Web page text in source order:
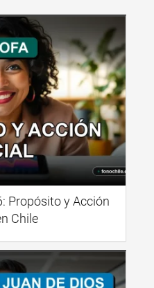
Propósito y Acción
Chile